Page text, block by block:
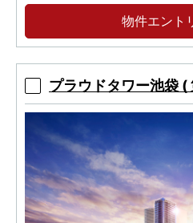
配慮された落ち着いた邸宅
「全戸床快full＆サイク
物件エント
プラウドタワー池袋 (